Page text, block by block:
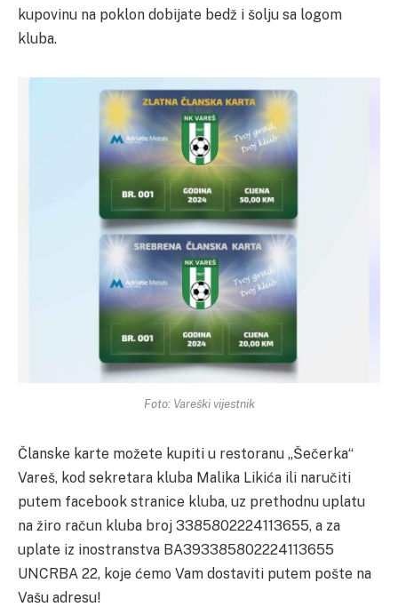
kupovinu na poklon dobijate bedž i šolju sa logom
kluba.
Foto: Vareški vijestnik
Članske karte možete kupiti u restoranu „Šečerka“
Vareš, kod sekretara kluba Malika Likića ili naručiti
putem facebook stranice kluba, uz prethodnu uplatu
na žiro račun kluba broj 3385802224113655, a za
uplate iz inostranstva BA393385802224113655
UNCRBA 22, koje ćemo Vam dostaviti putem pošte na
Vašu adresu!